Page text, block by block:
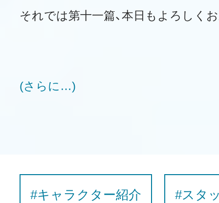
それでは第十一篇、本日もよろしく
(さらに…)
#キャラクター紹介 #スタ